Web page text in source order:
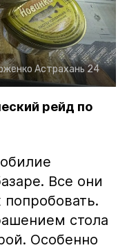
Астрахань 24
рейд по
Все они
стола
Особенно